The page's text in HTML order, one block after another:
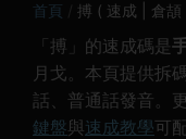
首頁 搏 ( 速成 | 倉頡
「搏」的速成碼是
月戈。本頁提供拆
話、普通話發音。
鍵盤與速成教學可